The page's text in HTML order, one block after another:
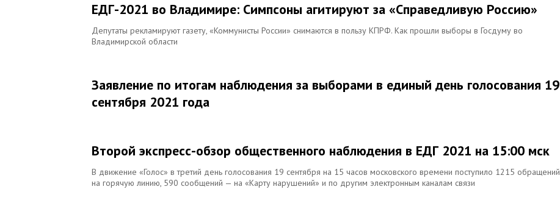
ЕДГ-2021 во Владимире: Симпсоны агитируют за «Справедливую Россию»
Депутаты рекламируют газету, «Коммунисты России» снимаются в пользу КПРФ. Как прошли выборы в Госдуму во
Владимирской области
Заявление по итогам наблюдения за выборами в единый день голосования 19
сентября 2021 года
Второй экспресс-обзор общественного наблюдения в ЕДГ 2021 на 15:00 мск
В движение «Голос» в третий день голосования 19 сентября на 15 часов московского времени поступило 1215 обращений
на горячую линию, 590 сообщений — на «Карту нарушений» и по другим электронным каналам связи